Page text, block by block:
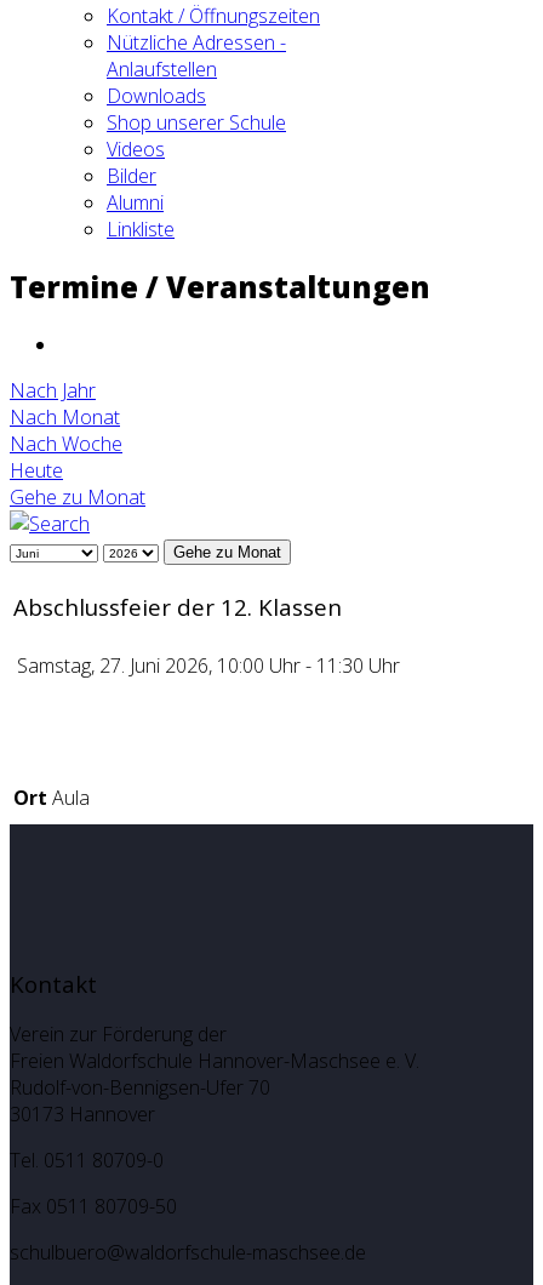
Kontakt / Öffnungszeiten
Nützliche Adressen -
Anlaufstellen
Downloads
Shop unserer Schule
Videos
Bilder
Alumni
Linkliste
Termine / Veranstaltungen
Nach Jahr
Nach Monat
Nach Woche
Heute
Gehe zu Monat
Gehe zu Monat
Abschlussfeier der 12. Klassen
Samstag, 27. Juni 2026, 10:00 Uhr - 11:30 Uhr
Ort Aula
Kontakt
Verein zur Förderung der
Freien Waldorfschule Hannover-Maschsee e. V.
Rudolf-von-Bennigsen-Ufer 70
30173 Hannover
Tel. 0511 80709-0
Fax 0511 80709-50
schulbuero@waldorfschule-maschsee.de